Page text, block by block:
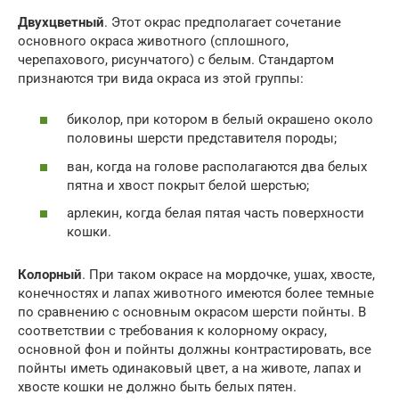
Двухцветный. Этот окрас предполагает сочетание
основного окраса животного (сплошного,
черепахового, рисунчатого) с белым. Стандартом
признаются три вида окраса из этой группы:
биколор, при котором в белый окрашено около
половины шерсти представителя породы;
ван, когда на голове располагаются два белых
пятна и хвост покрыт белой шерстью;
арлекин, когда белая пятая часть поверхности
кошки.
Колорный. При таком окрасе на мордочке, ушах, хвосте,
конечностях и лапах животного имеются более темные
по сравнению с основным окрасом шерсти пойнты. В
соответствии с требования к колорному окрасу,
основной фон и пойнты должны контрастировать, все
пойнты иметь одинаковый цвет, а на животе, лапах и
хвосте кошки не должно быть белых пятен.